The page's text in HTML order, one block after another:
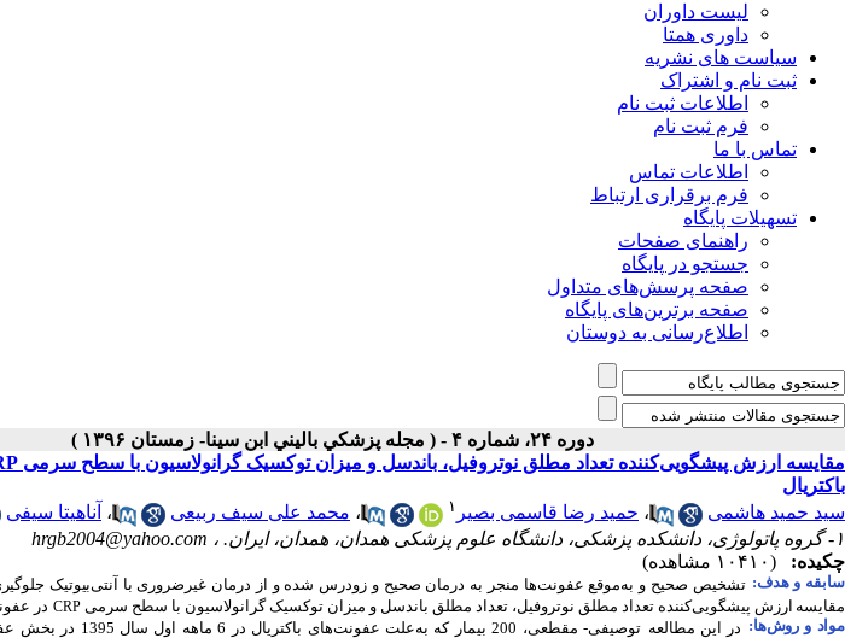
لیست داوران
داوری همتا
سیاست های نشریه
ثبت نام و اشتراک
اطلاعات ثبت نام
فرم ثبت نام
تماس با ما
اطلاعات تماس
فرم برقراری ارتباط
تسهیلات پایگاه
راهنمای صفحات
جستجو در پایگاه
صفحه پرسش‌های متداول
صفحه برترین‌های پایگاه
اطلاع‌رسانی به دوستان
دوره ۲۴، شماره ۴ - ( مجله پزشكي باليني ابن سينا- زمستان ۱۳۹۶ )
باکتریال
سید حمید هاشمی
، حمید رضا قاسمی بصیر ۱ ، محمد علی سیف ربیعی ، آناهیتا سیفی
۱- گروه پاتولوژی، دانشکده پزشکی، دانشگاه علوم ‌پزشکی همدان، همدان، ایران. ،
hrgb2004@yahoo.com
چکیده:
(۱۰۴۱۰ مشاهده)
سابقه و هدف: تشخیص صحیح و به‌موقع عفونت‌ها منجر به درمان صحیح و زودرس شده و از درمان غیرضروری با آنتی‌بیوتیک
مقایسه ارزش پیشگویی‌کننده تعداد مطلق نوتروفیل، تعداد مطلق باندسل و میزان توکسیک گرانولاسیون با سطح سرمیCRP در
مواد و روش‌‌ها: در این مطالعه
توصیفی- مقطعی، 200